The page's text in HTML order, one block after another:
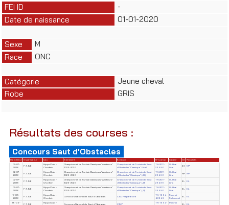
FEI ID
-
Date de naissance
01-01-2020
Sexe
M
Race
ONC
Catégorie
Jeune cheval
Robe
GRIS
Résultats des courses :
Concours Saut d'Obstacles
Date début Organisateur Lieu Evènement Epreuve N° License Cavalier Clt
Résultats
02-07-
2026
F.T.S.E
HippoClub –
Chorfech
Championnat de Tunisie Classiques "Amateurs"
2025-2026
Championnat de Tunisie de Saut
d'Obstacles "Classique" Final
TN-2011-
26496
Oukhai
Line
29 NP
02-07-
2026
F.T.S.E
HippoClub –
Chorfech
Championnat de Tunisie Classiques "Amateurs"
2025-2026
Championnat de Tunisie de Saut
d'Obstacles "Classique" (J3)
TN-2011-
26496
Oukhai
Line
NP NP
02-07-
2026
F.T.S.E
HippoClub –
Chorfech
Championnat de Tunisie Classiques "Amateurs"
2025-2026
Championnat de Tunisie de Saut
d'Obstacles "Classique" (J2)
TN-2011-
26496
Oukhai
Line
EL EL
02-07-
2026
F.T.S.E
HippoClub –
Chorfech
Championnat de Tunisie Classiques "Amateurs"
2025-2026
Championnat de Tunisie de Saut
d'Obstacles "Classique" (J1)
TN-2011-
26496
Oukhai
Line
EL EL
17-05-
2026
F.T.S.E
HippoClub –
Chorfech
Concours National de Saut d'Obstacles CSO Préparatoire
TN-1994-
46349
Mannai
Mahmoud
EL EL
16-05-
F.T.S.E
HippoClub –
Concours National de Saut d'Obstacles CSO*
TN-1994-
Mannai
EL EL